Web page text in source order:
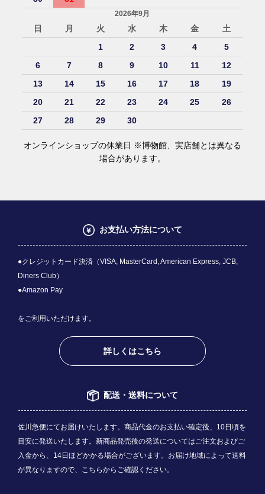
2026年9月
日 月 火 水 木 金
土
1
2 3 4
5
6
7 8 9 10 11
12
13
14 15 16 17 18
19
20
21 22 23 24 25
26
27
28 29 30
オンラインショップの休業日 ※博物館、実店舗とは異なる
場合があります。
お支払い方法について
●クレジットカード決済（VISA, MasterCard, American Express, JCB,
Diners Club）
●Amazon Pay
をご利用いただけます。
詳しくはこちら
配送・送料について
佐川急便にてお届けいたします。商品代金のお支払い確定後、10日頃を
目安に発送いたします。新商品発売後の発送についてはご注文およびご
入金から、14日ほどかかる場合がございます。お届け地域によって送料
が異なりますので、
こちらからご確認ください。